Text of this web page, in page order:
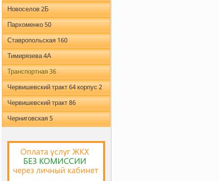
Новоселов 2Б
Пархоменко 50
Ставропольская 160
Тимирязева 4А
Транспортная 36
Червишевский тракт 64 корпус 2
Червишевский тракт 86
Черниговская 5